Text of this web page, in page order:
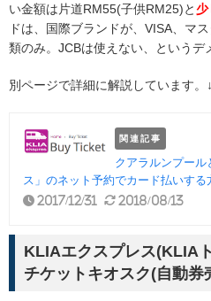
い金額は片道RM55(子供RM25)と少
ドは、国際ブランドが、VISA、マ
類のみ。JCBは使えない、というデ
別ページで詳細に解説しています。↓
関連記事
クアラルンプー
ス」のネット予約でカード払いする
2017/12/31 2018/08/13
KLIAエクスプレス(KLIA
チケットキオスク(自動券